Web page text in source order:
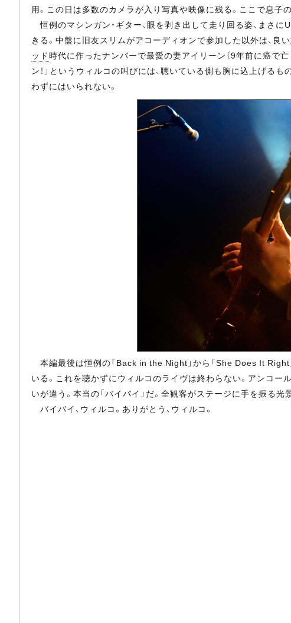
用。この日は多数のカメラが入り写真や映像に残る。ここで息子
恒例のマシンガン・ギター、眼を剥き出して走り回る姿、まさに
きる。中盤に旧友スリムがアコーディオンで参加した以外は、良
ッド時代に作ったナンバーで最愛の妻アイリーン（9年前に癌で
ン！」というウィルコの叫びには、聴いている側も胸に込上げる
わずにはいられない。
本編最後は恒例の「Back in the Night」から「She Does It Right
いる。これを聴かずにウィルコのライヴは終わらない。アンコー
いが違う。本当の「バイバイ」だ。全観客がステージに手を振る光
バイバイ、ウィルコ。ありがとう、ウィルコ。